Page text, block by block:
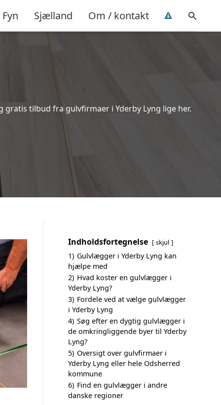
Fyn Sjælland Om / kontakt
tilbud fra gulvfirmaer i Yderby Lyng lige her.
Indholdsfortegnelse skjul
1) Gulvlægger i Yderby Lyng kan
hjælpe med
2) Hvad koster en gulvlægger i
Yderby Lyng?
3) Fordele ved at vælge gulvlægger
i Yderby Lyng
4) Søg efter en dygtig gulvlægger i
de omkringliggende byer til Yderby
Lyng?
5) Oversigt over gulvfirmaer i
Yderby Lyng eller hele Odsherred
kommune
6) Find en gulvlægger i andre
danske regioner